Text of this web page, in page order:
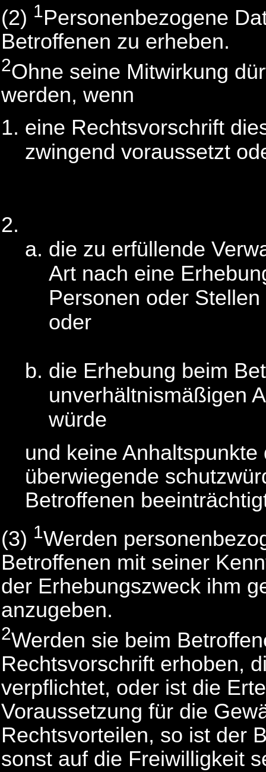
(2) 1Personenbezogene
Betroffenen zu erheben.
2Ohne seine Mitwirkung
werden, wenn
eine Rechtsvorschrift
zwingend voraussetzt
die zu erfüllende
Art nach eine
Personen oder
oder
die Erhebung beim
unverhältnismäßigen
würde
und keine
überwiegende
Betroffenen
(3) 1Werden
Betroffenen mit seiner
der Erhebungszweck ihm
anzugeben.
2Werden sie beim
Rechtsvorschrift erhoben,
verpflichtet, oder ist die
Voraussetzung für die
Rechtsvorteilen, so ist der
sonst auf die Freiwilligkeit